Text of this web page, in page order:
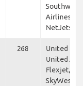
Southwest
Airlines,
NetJets
268
United
United
Flexjet,
SkyWest